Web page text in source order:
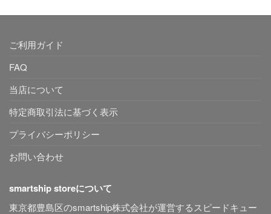
ご利用ガイド
FAQ
当店について
特定商取引法に基づく表示
プライバシーポリシー
お問い合わせ
smartship storeについて
東京都豊島区のsmartship株式会社が運営するスピードキュー